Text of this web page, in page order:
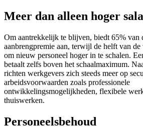
Meer dan alleen hoger
Om aantrekkelijk te blijven, biedt 65% van
aanbrengpremie aan, terwijl de helft van
om nieuw personeel hoger in te schalen.
betaalt zelfs boven het schaalmaximum.
richten werkgevers zich steeds meer op
arbeidsvoorwaarden zoals professionele
ontwikkelingsmogelijkheden, flexibele
thuiswerken.
Personeelsbehoud